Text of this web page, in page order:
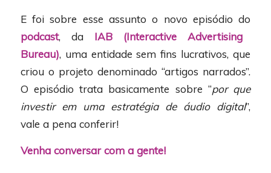
E foi sobre esse assunto o novo episódio do
podcast, daIAB (Interactive Advertising
Bureau), uma entidade sem fins lucrativos, que
criou o projeto denominado “artigos narrados”.
O episódio trata basicamente sobre “por que
investir em uma estratégia de áudio digital”,
vale a pena conferir!
Venha conversar com a gente!